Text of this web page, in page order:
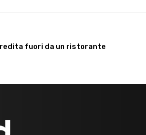
fuori da un ristorante